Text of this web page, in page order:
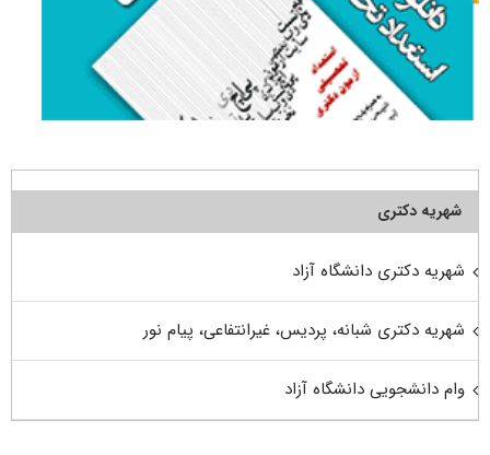
شهریه دکتری
شهریه دکتری دانشگاه آزاد
شهریه دکتری شبانه، پردیس، غیرانتفاعی، پیام نور
وام دانشجویی دانشگاه آزاد